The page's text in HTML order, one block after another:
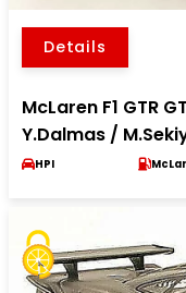
Details
McLaren F1 GTR
Y.Dalmas /
HPI